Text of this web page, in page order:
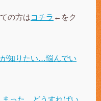
の方はコチラ ←をク
知りたい…悩んでい
まった…どうすればい